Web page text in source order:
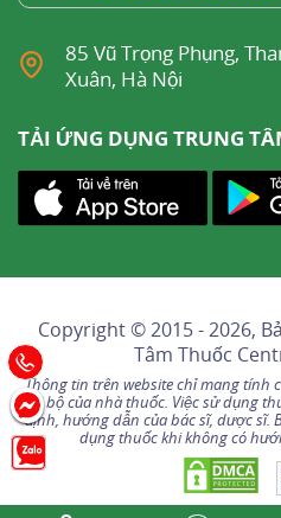
85 Vũ Trọng Phụng,
Xuân, Hà Nội
TẢI ỨNG DỤNG TRUNG
Copyright © 2015 - 2026,
Tâm Thuốc
Thông tin trên website chỉ mang tính
nội bộ của nhà thuốc. Việc sử dụng
định, hướng dẫn của bác sĩ, dược sĩ.
dụng thuốc khi không có